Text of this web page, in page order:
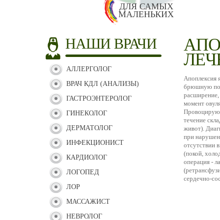
ДЛЯ САМЫХ
МАЛЕНЬКИХ
НАШИ ВРАЧИ
АЛЛЕРГОЛОГ
ВРАЧ КДЛ (АНАЛИЗЫ)
ГАСТРОЭНТЕРОЛОГ
ГИНЕКОЛОГ
ДЕРМАТОЛОГ
ИНФЕКЦИОНИСТ
КАРДИОЛОГ
ЛОГОПЕД
ЛОР
МАССАЖИСТ
НЕВРОЛОГ
Апоплексия
брюшную
расширение,
момент
течение
живот).
при
отсутствии
(покой,
операция -
сердечно-